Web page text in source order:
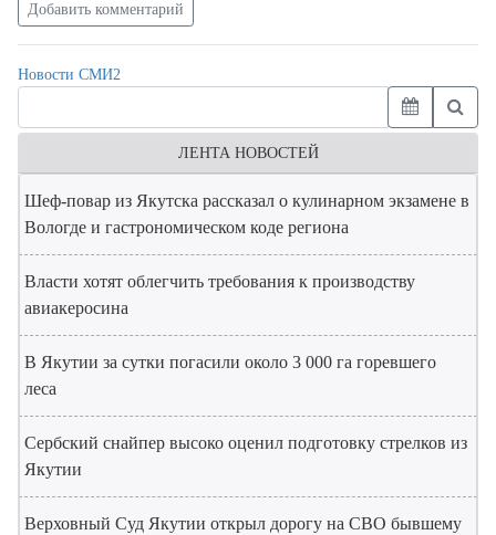
Добавить комментарий
Новости СМИ2
ЛЕНТА НОВОСТЕЙ
Шеф-повар из Якутска рассказал о кулинарном экзамене в
Вологде и гастрономическом коде региона
Власти хотят облегчить требования к производству
авиакеросина
В Якутии за сутки погасили около 3 000 га горевшего
леса
Сербский снайпер высоко оценил подготовку стрелков из
Якутии
Верховный Суд Якутии открыл дорогу на СВО бывшему